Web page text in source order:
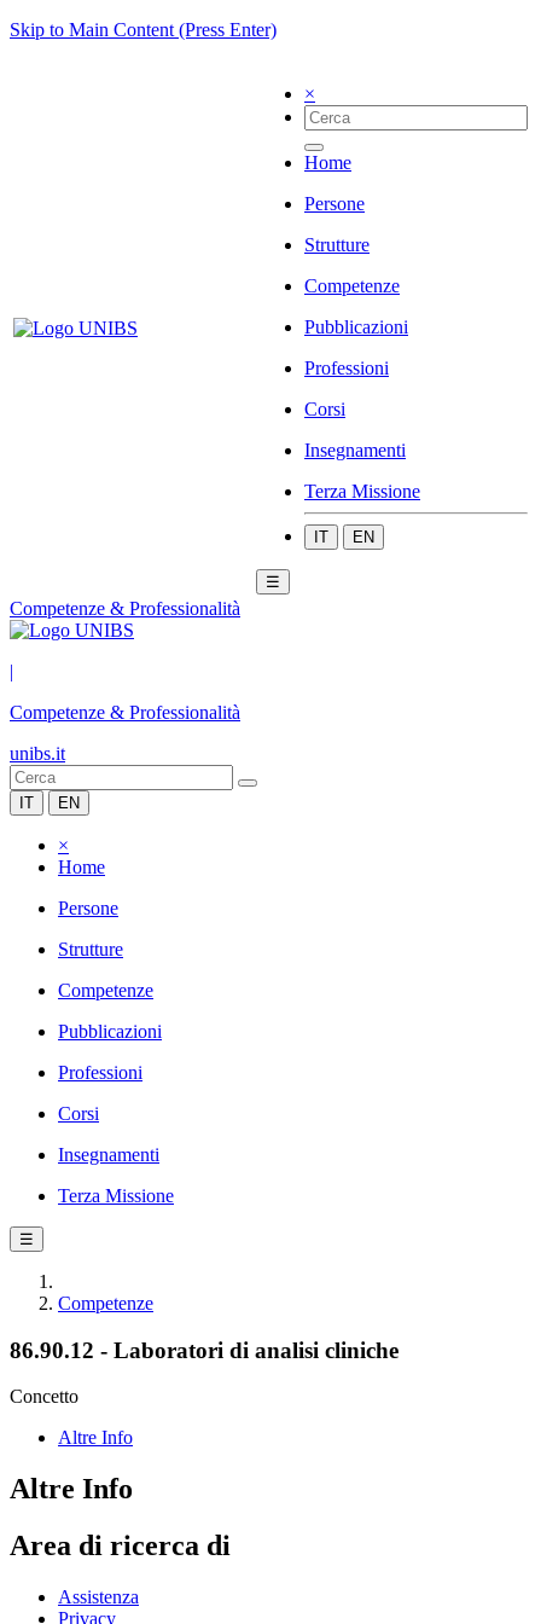
Skip to Main Content (Press Enter)
×
Home
Persone
Strutture
Competenze
Pubblicazioni
Professioni
Corsi
Insegnamenti
Terza Missione
IT EN
☰
Competenze & Professionalità
|
Competenze & Professionalità
unibs.it
IT EN
×
Home
Persone
Strutture
Competenze
Pubblicazioni
Professioni
Corsi
Insegnamenti
Terza Missione
☰
Competenze
86.90.12 - Laboratori di analisi cliniche
Concetto
Altre Info
Altre Info
Area di ricerca di
Assistenza
Privacy